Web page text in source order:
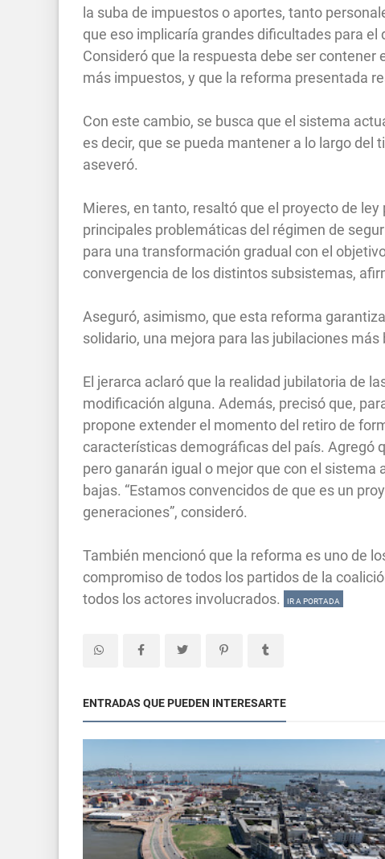
la suba de impuestos o aportes, tanto
que eso implicaría grandes dificultades para
Consideró que la respuesta debe ser
más impuestos, y que la reforma presentada
Con este cambio, se busca que el sistema
es decir, que se pueda mantener a lo largo del
aseveró.
Mieres, en tanto, resaltó que el proyecto de
principales problemáticas del régimen de
para una transformación gradual con el
convergencia de los distintos subsistemas,
Aseguró, asimismo, que esta reforma
solidario, una mejora para las jubilaciones
El jerarca aclaró que la realidad jubilatoria de
modificación alguna. Además, precisó que,
propone extender el momento del retiro de
características demográficas del país. Agregó
pero ganarán igual o mejor que con el
bajas. “Estamos convencidos de que es un
generaciones”, consideró.
También mencionó que la reforma es uno de
compromiso de todos los partidos de la
todos los actores involucrados.
IR A PORTADA
ENTRADAS QUE PUEDEN INTERESARTE